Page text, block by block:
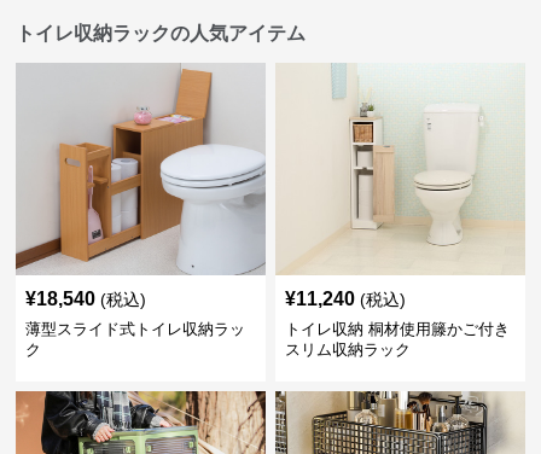
トイレ収納ラックの人気アイテム
¥18,540 (税込)
薄型スライド式トイレ収納ラッ
ク
¥11,240 (税込)
トイレ収納 桐材使用籐かご付き
スリム収納ラック